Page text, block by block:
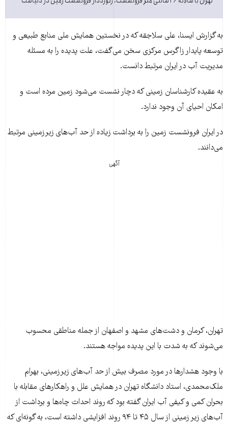
به گزارش ایسنا، علی سلاجقه که در نخستین همایش ملی منابع طبیعی و
توسعه پایدار زاگرس مرکزی سخن می‌گفت، علت پدیده را به مسئله
مدیریت آب در ایران مرتبط دانست.
به عقیده کارشناسان زمینی که دچار نشست می‌شود زمین مرده است و
امکان احیای آن وجود ندارد.
در ایران فرونشست زمین را به برداشت زیاده از حد آب‌های زیرزمینی مرتبط
می‌دانند.
آگهی
تهران، کرمان و دشت‌های مشهد و اصفهان از جمله مناطقی محسوب
می‌شوند که به شدت با این پدیده مواجه هستند.
با وجود هشدارها در مورد مصرف بیش از حد آب‌های زیرزمینی، بهرام
ملک‌محمدی، استاد دانشگاه تهران در همایش علل و راهکارهای مقابله با
بحران کمی و کیفی آب ایران گفته بود که روند احداث چاه‌ها و برداشت از
آب‌های زیر زمینی از سال ۴۵ تا ۹۴ روند افزایشی داشته است، به گونه‌ای که